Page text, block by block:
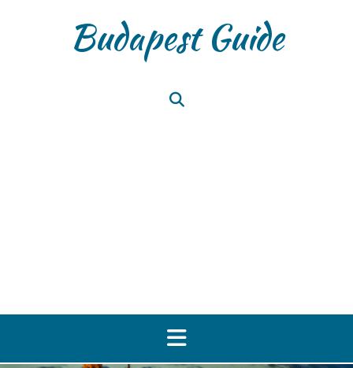
Budapest Guide